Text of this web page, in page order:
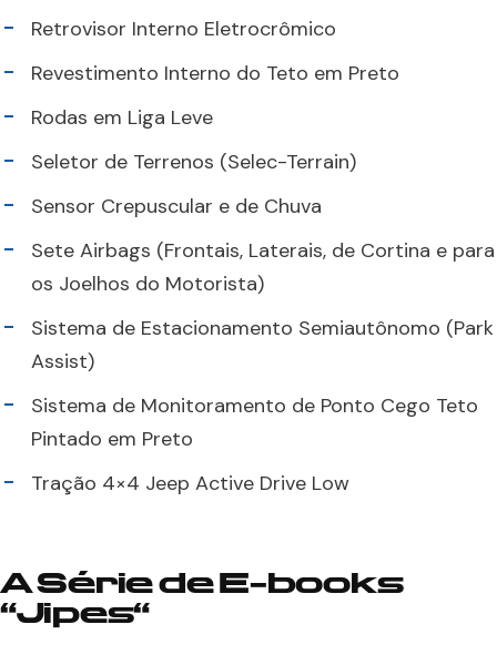
Retrovisor Interno Eletrocrômico
Revestimento Interno do Teto em Preto
Rodas em Liga Leve
Seletor de Terrenos (Selec-Terrain)
Sensor Crepuscular e de Chuva
Sete Airbags (Frontais, Laterais, de Cortina e para
os Joelhos do Motorista)
Sistema de Estacionamento Semiautônomo (Park
Assist)
Sistema de Monitoramento de Ponto Cego Teto
Pintado em Preto
Tração 4×4 Jeep Active Drive Low
A Série de E-books
“Jipes“